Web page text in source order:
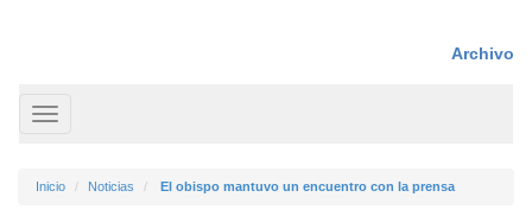
Archivo
Toggle
navigation
Inicio Noticias El obispo mantuvo un encuentro con la prensa